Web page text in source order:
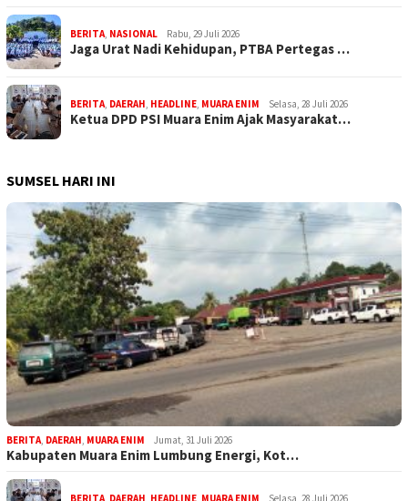
BERITA, NASIONAL Rabu, 29 Juli 2026
Jaga Urat Nadi Kehidupan, PTBA Pertegas …
BERITA, DAERAH, HEADLINE, MUARA ENIM Selasa, 28 Juli 2026
Ketua DPD PSI Muara Enim Ajak Masyarakat…
SUMSEL HARI INI
BERITA, DAERAH, MUARA ENIM Jumat, 31 Juli 2026
Kabupaten Muara Enim Lumbung Energi, Kot…
BERITA, DAERAH, HEADLINE, MUARA ENIM Selasa, 28 Juli 2026